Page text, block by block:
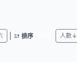
排序 人數↓